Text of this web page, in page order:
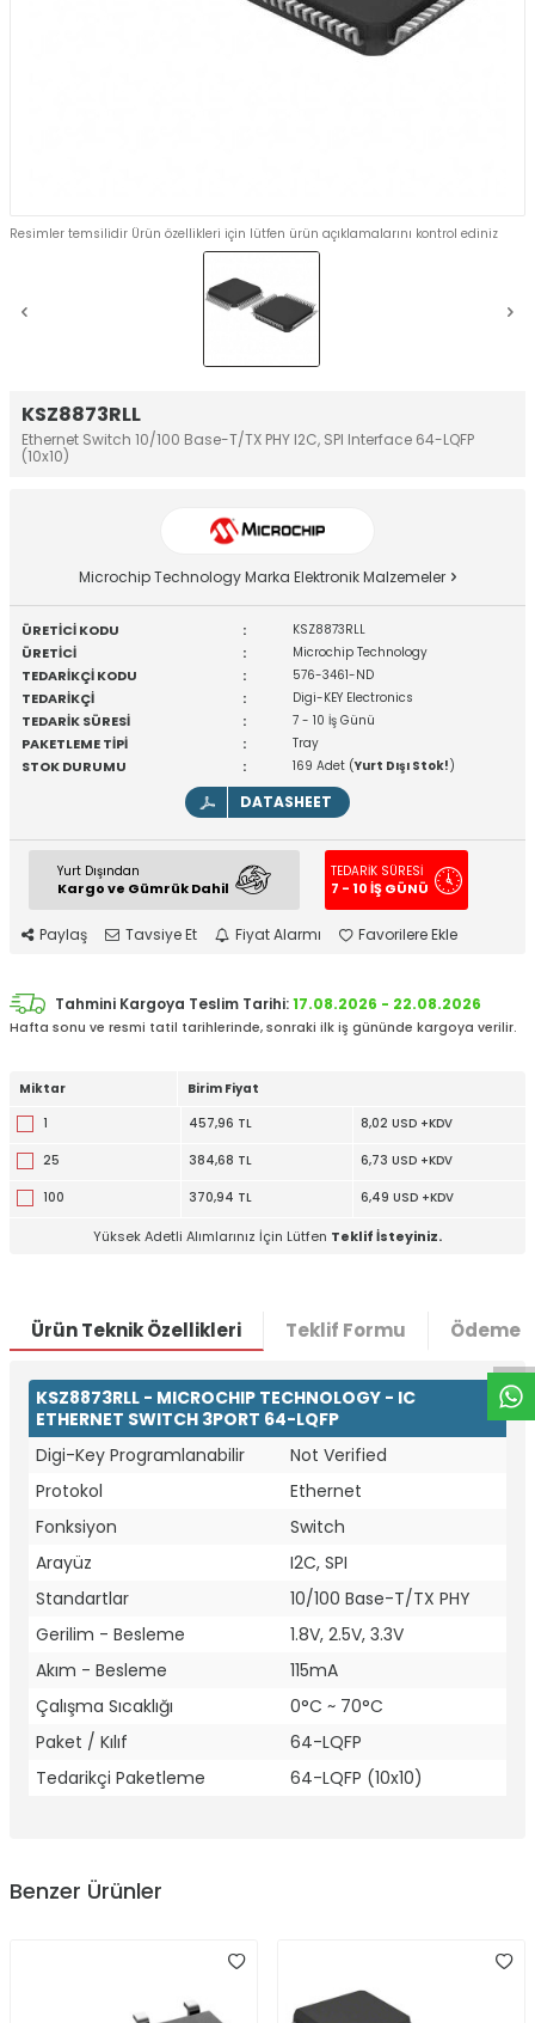
W
h
t
a
p
p
D
e
s
e
H
a
t
t
KSZ8873RLL
Ethernet Switch 10/100 Base-T/TX PHY I2C, SPI Interface 64-LQFP
(10x10)
Resimler temsilidir Ürün özellikleri için lütfen ürün açıklamalarını kontrol ediniz
Microchip Technology Marka Elektronik Malzemeler
ÜRETİCİ KODU : KSZ8873RLL
ÜRETİCİ : Microchip Technology
TEDARİKÇİ KODU : 576-3461-ND
TEDARİKÇİ : Digi-KEY Electronics
TEDARİK SÜRESİ : 7 - 10 İş Günü
PAKETLEME TİPİ : Tray
STOK DURUMU : 169 Adet (Yurt Dışı Stok!)
DATASHEET
Yurt Dışından
Kargo ve Gümrük Dahil
TEDARİK SÜRESİ
7 - 10 İŞ GÜNÜ
Paylaş Tavsiye Et Fiyat Alarmı Favorilere Ekle
Tahmini Kargoya Teslim Tarihi:17.08.2026 - 22.08.2026
Hafta sonu ve resmi tatil tarihlerinde, sonraki ilk iş gününde kargoya verilir.
Miktar
Birim Fiyat
1
457,96 TL 8,02 USD +KDV
25 384,68 TL 6,73 USD +KDV
100 370,94 TL 6,49 USD +KDV
Yüksek Adetli Alımlarınız İçin Lütfen Teklif İsteyiniz.
Ürün Teknik Özellikleri Teklif Formu Ödeme
KSZ8873RLL - MICROCHIP TECHNOLOGY - IC
ETHERNET SWITCH 3PORT 64-LQFP
Digi-Key Programlanabilir
Not Verified
Protokol
Ethernet
Fonksiyon
Switch
Arayüz
I2C, SPI
Standartlar
10/100 Base-T/TX PHY
Gerilim - Besleme
1.8V, 2.5V, 3.3V
Akım - Besleme
115mA
Çalışma Sıcaklığı
0°C ~ 70°C
Paket / Kılıf
64-LQFP
Tedarikçi Paketleme
64-LQFP (10x10)
Benzer Ürünler